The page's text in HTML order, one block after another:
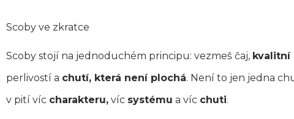
Scoby ve zkratce
Scoby stojí na jednoduchém principu: vezmeš čaj, kvalitní
perlivostí a chutí, která není plochá. Není to jen jedna
v pití víc charakteru, víc systému a víc chuti.